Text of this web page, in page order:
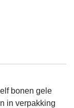
bonen gele
in verpakking